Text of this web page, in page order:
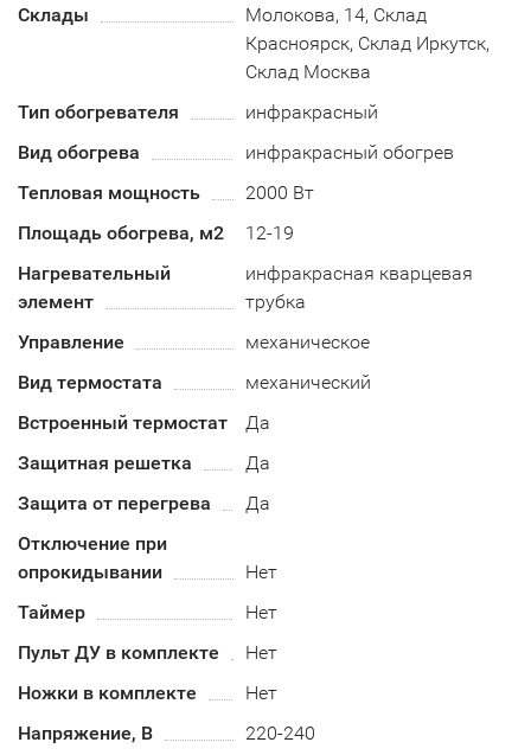
Склады
Молокова, 14, Склад
Красноярск, Склад Иркутск,
Склад Москва
Тип обогревателя
инфракрасный
Вид обогрева
инфракрасный обогрев
Тепловая мощность
2000 Вт
Площадь обогрева, м2
12-19
Нагревательный
элемент
инфракрасная кварцевая
трубка
Управление
механическое
Вид термостата
механический
Встроенный термостат
Да
Защитная решетка
Да
Защита от перегрева
Да
Отключение при
опрокидывании
Нет
Таймер
Нет
Пульт ДУ в комплекте
Нет
Ножки в комплекте
Нет
Напряжение, В
220-240